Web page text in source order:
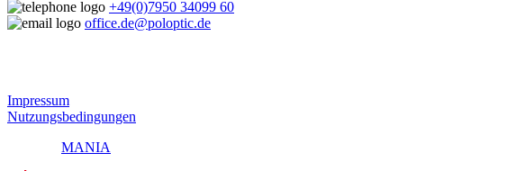
+49(0)7950 34099 60
office.de@poloptic.de
Impressum
Nutzungsbedingungen
MANIA